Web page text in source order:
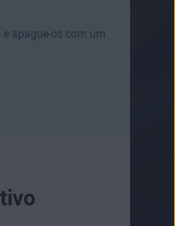
apague-os com um